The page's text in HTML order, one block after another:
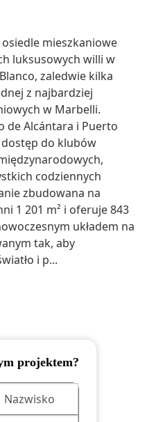
mieszkaniowe
luksusowych willi w
zaledwie kilka
z najbardziej
w Marbelli.
de Alcántara i Puerto
dostęp do klubów
codziennych
zbudowana na
1 201 m² i oferuje 843
układem na
tak, aby
i p...
projektem?